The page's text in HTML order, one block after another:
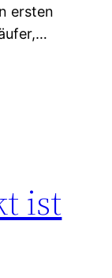
ersten
ist